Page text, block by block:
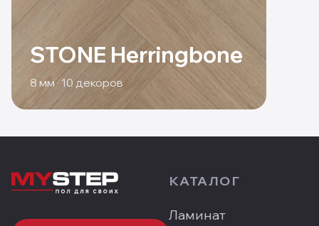
STONE Herringbone
8 мм ·10 декоров
КАТАЛОГ
Ламинат